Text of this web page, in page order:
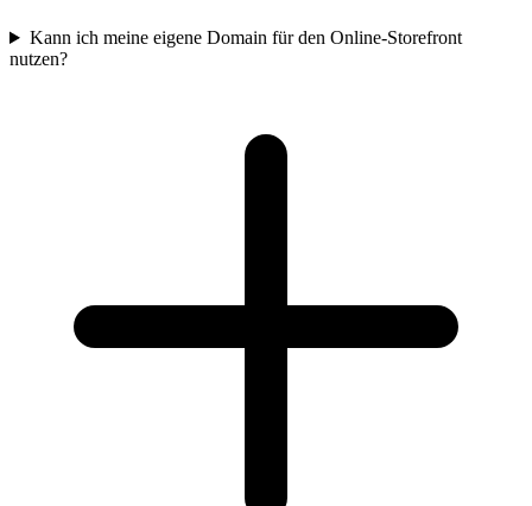
Kann ich meine eigene Domain für den Online-Storefront
nutzen?